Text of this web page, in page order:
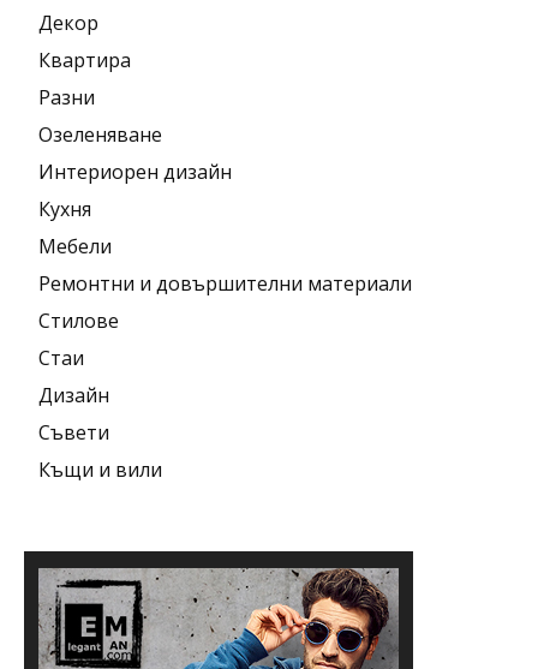
Декор
Квартира
Разни
Озеленяване
Интериорен дизайн
Кухня
Мебели
Ремонтни и довършителни материали
Стилове
Стаи
Дизайн
Съвети
Къщи и вили